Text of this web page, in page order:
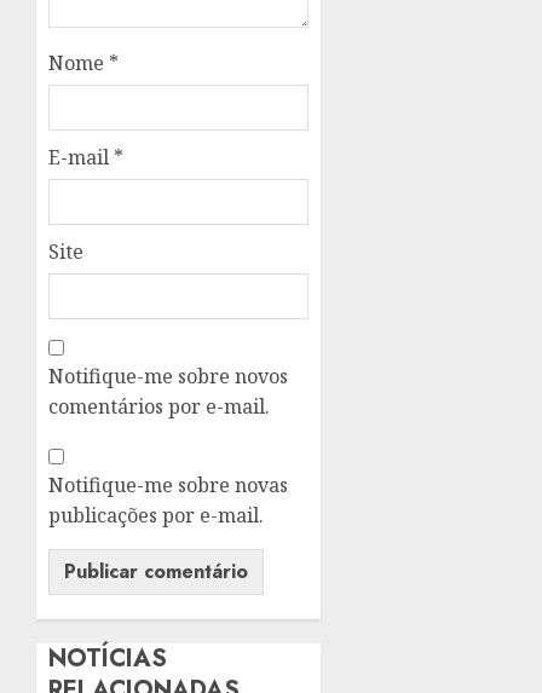
Nome *
E-mail *
Site
Notifique-me sobre novos
comentários por e-mail.
Notifique-me sobre novas
publicações por e-mail.
NOTÍCIAS